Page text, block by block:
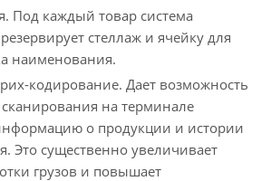
Под каждый товар система
стеллаж и ячейку для
наименования.
кодирование. Дает возможность
сканирования на терминале
о продукции и истории
Это существенно увеличивает
грузов и повышает